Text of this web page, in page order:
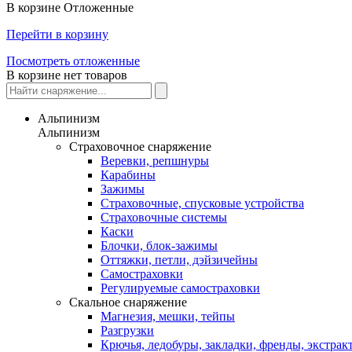
В корзине Отложенные
Перейти в корзину
Посмотреть отложенные
В корзине нет товаров
Альпинизм
Альпинизм
Страховочное снаряжение
Веревки, репшнуры
Карабины
Зажимы
Страховочные, спусковые устройства
Страховочные системы
Каски
Блочки, блок-зажимы
Оттяжки, петли, дэйзичейны
Самостраховки
Регулируемые самостраховки
Скальное снаряжение
Магнезия, мешки, тейпы
Разгрузки
Крючья, ледобуры, закладки, френды,